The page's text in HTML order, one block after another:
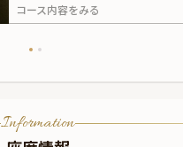
コース内容をみる
Information